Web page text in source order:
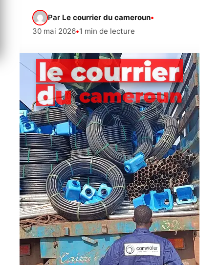
Par Le courrier du cameroun•
30 mai 2026•1 min de lecture